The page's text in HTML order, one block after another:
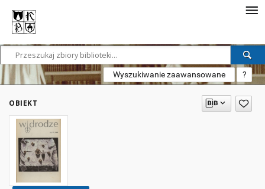
Wyszukiwanie zaawansowane ?
OBIEKT